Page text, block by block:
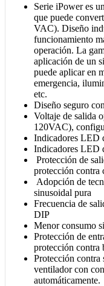
Serie iPower es
que puede
VAC). Diseño
funcionamiento
operación. La
aplicación de un
puede aplicar en
emergencia,
etc.
Diseño seguro
Voltaje de salida
120VAC),
Indicadores LED
Indicadores LED
Protección de
protección contra
Adopción de
sinusoidal pura
Frecuencia de
DIP
Menor consumo
Protección de
protección contra
Protección contra
ventilador con
automáticamente.